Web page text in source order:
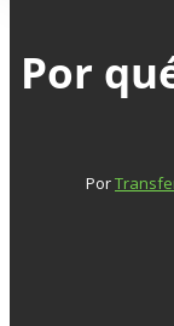
Por
Por